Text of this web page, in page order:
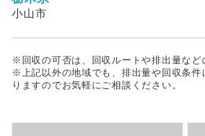
小山市
※回収の可否は、回収ルートや排出量など
※上記以外の地域でも、排出量や回収条件
りますのでお気軽にご相談ください。